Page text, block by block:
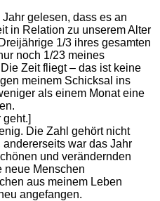
gelesen, dass es an
in Relation zu unserem Alter
1/3 ihres gesamten
noch 1/23 meines
Zeit fliegt – das ist keine
meinem Schicksal ins
als einem Monat eine
Die Zahl gehört nicht
war das Jahr
und verändernden
neue Menschen
aus meinem Leben
angefangen.